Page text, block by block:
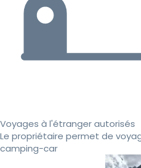
Voyages à l'étranger autorisés
Le propriétaire permet de
camping-car